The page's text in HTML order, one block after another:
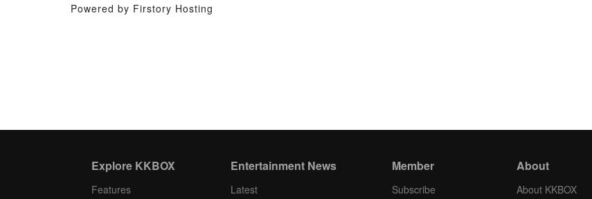
Powered by Firstory Hosting
Explore KKBOX
Features
Entertainment News
Latest
Member
Subscribe
About
About KKBOX